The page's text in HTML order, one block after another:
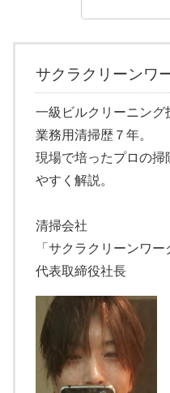
サクラクリーンワ
一級ビルクリーニング
業務用清掃歴７年。
現場で培ったプロの掃
やすく解説。
清掃会社
「サクラクリーンワー
代表取締役社長